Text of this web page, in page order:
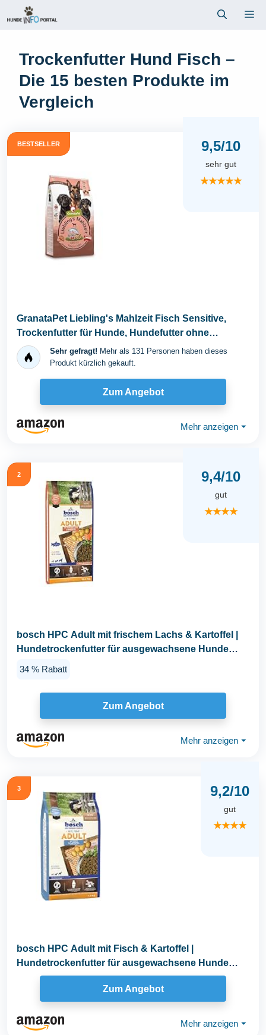
Inhalt
Trockenfutter Hund Fisch –
Die 15 besten Produkte im
Vergleich
BESTSELLER 9,5/10
sehr gut
★★★★★
GranataPet Liebling's Mahlzeit Fisch Sensitive,
Trockenfutter für Hunde, Hundefutter ohne
Getreide...Sehr gefragt! Mehr als 131 Personen haben dieses
Produkt kürzlich gekauft.
Zum Angebot
Mehr anzeigen ⏷
2 9,4/10
gut
★★★★
bosch HPC Adult mit frischem Lachs & Kartoffel |
Hundetrockenfutter für ausgewachsene Hunde
34 % Rabatt
Zum Angebot
Mehr anzeigen ⏷
3 9,2/10
gut
★★★★
bosch HPC Adult mit Fisch & Kartoffel |
Hundetrockenfutter für ausgewachsene Hunde
aller Rassen...
Zum Angebot
Mehr anzeigen ⏷